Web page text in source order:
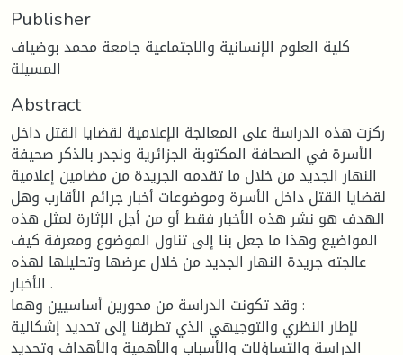
Publisher
كلية العلوم الإنسانية والاجتماعية جامعة محمد بوضياف
المسيلة
Abstract
ركزت هذه الدراسة على المعالجة الإعلامية لقضايا القتل داخل
الأسرة في الصحافة المكتوبة الجزائرية ونجدر بالذكر صحيفة
النهار الجديد من خلال ما تقدمه الجريدة من مضامين إعلامية
لقضايا القتل داخل الأسرة وموضوعات أخبار جرائم الأقارب وهل
الهدف هو نشر هذه الأخبار فقط أو من أجل الإثارة لمثل هذه
المواضيع وهذا ما جعل بنا إلى تناول الموضوع ومعرفة كيف
عالجته جريدة النهار الجديد من خلال عرضها وتحليلها لهذه
الأخبار .
وقد تكونت الدراسة من محورين أساسيين وهما :
لإطار النظري والتوجيهي الذي تطرقنا إلى تحديد إشكالية
الدراسة والتساؤلات والأسباب والأهمية والأهداف وتحديد